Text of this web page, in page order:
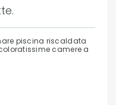
piscina riscaldata
camere a